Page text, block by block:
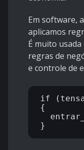
Em software,
aplicamos
É muito
regras de
e controle de
if
{